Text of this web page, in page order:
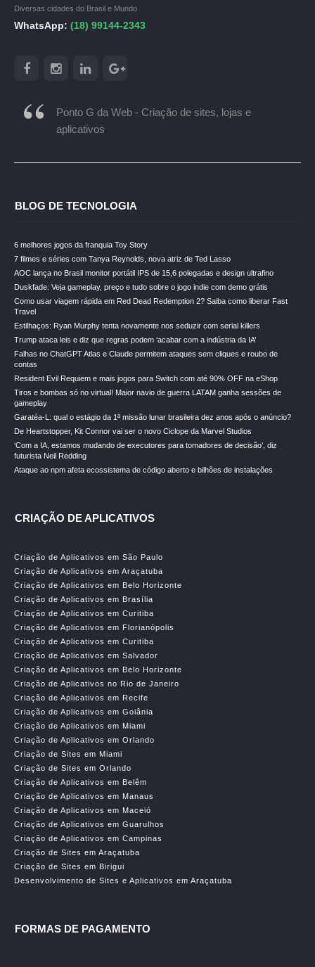
Diversas cidades do Brasil e Mundo
WhatsApp: (18) 99144-2343
Ponto G da Web - Criação de sites, lojas e
aplicativos
BLOG DE TECNOLOGIA
6 melhores jogos da franquia Toy Story
7 filmes e séries com Tanya Reynolds, nova atriz de Ted Lasso
AOC lança no Brasil monitor portátil IPS de 15,6 polegadas e design ultrafino
Duskfade: Veja gameplay, preço e tudo sobre o jogo indie com demo grátis
Como usar viagem rápida em Red Dead Redemption 2? Saiba como liberar Fast
Travel
Estilhaços: Ryan Murphy tenta novamente nos seduzir com serial killers
Trump ataca leis e diz que regras podem ‘acabar com a indústria da IA’
Falhas no ChatGPT Atlas e Claude permitem ataques sem cliques e roubo de
contas
Resident Evil Requiem e mais jogos para Switch com até 90% OFF na eShop
Tiros e bombas só no virtual! Maior navio de guerra LATAM ganha sessões de
gameplay
Garatéa-L: qual o estágio da 1ª missão lunar brasileira dez anos após o anúncio?
De Heartstopper, Kit Connor vai ser o novo Ciclope da Marvel Studios
‘Com a IA, estamos mudando de executores para tomadores de decisão’, diz
futurista Neil Redding
Ataque ao npm afeta ecossistema de código aberto e bilhões de instalações
CRIAÇÃO DE APLICATIVOS
Criação de Aplicativos em São Paulo
Criação de Aplicativos em Araçatuba
Criação de Aplicativos em Belo Horizonte
Criação de Aplicativos em Brasília
Criação de Aplicativos em Curitiba
Criação de Aplicativos em Florianópolis
Criação de Aplicativos em Curitiba
Criação de Aplicativos em Salvador
Criação de Aplicativos em Belo Horizonte
Criação de Aplicativos no Rio de Janeiro
Criação de Aplicativos em Recife
Criação de Aplicativos em Goiânia
Criação de Aplicativos em Miami
Criação de Aplicativos em Orlando
Criação de Sites em Miami
Criação de Sites em Orlando
Criação de Aplicativos em Belêm
Criação de Aplicativos em Manaus
Criação de Aplicativos em Maceió
Criação de Aplicativos em Guarulhos
Criação de Aplicativos em Campinas
Criação de Sites em Araçatuba
Criação de Sites em Birigui
Desenvolvimento de Sites e Aplicativos em Araçatuba
FORMAS DE PAGAMENTO